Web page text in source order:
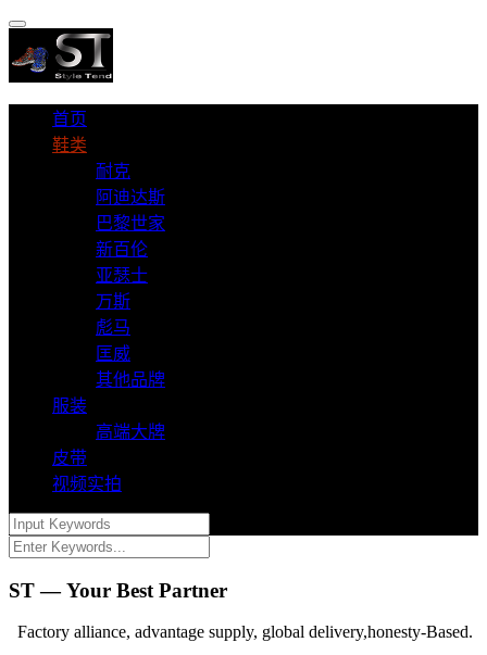
首页
鞋类
耐克
阿迪达斯
巴黎世家
新百伦
亚瑟士
万斯
彪马
匡威
其他品牌
服装
高端大牌
皮带
视频实拍
ST — Your Best Partner
Factory alliance, advantage supply, global delivery,honesty-Based.